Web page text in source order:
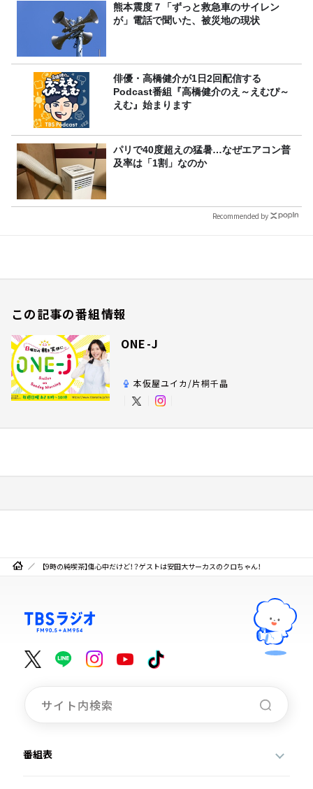
熊本震度７「ずっと救急車のサイレン
が」電話で聞いた、被災地の現状
俳優・高橋健介が1日2回配信する
Podcast番組『高橋健介のえ～えむぴ～
えむ』始まります
パリで40度超えの猛暑…なぜエアコン普
及率は「1割」なのか
Recommended by
この記事の番組情報
ONE-J
本仮屋ユイカ/片桐千晶
【9時の純喫茶】傷心中だけど！？ゲストは安田大サーカスのクロちゃん！
番組表